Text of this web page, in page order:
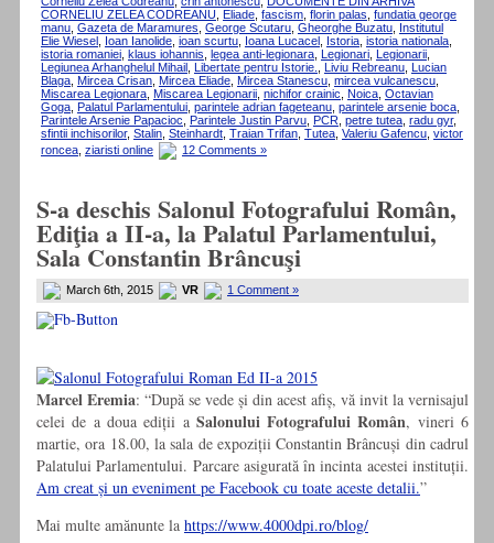
CORNELIU ZELEA CODREANU
Eliade fascism florin palas fundatia george
manu Gazeta de Maramures George Scutaru Gheorghe Buzatu
Institutul
Elie Wiesel
Ioan Ianolide ioan scurtu Ioana Lucacel Istoria istoria nationala
istoria romaniei klaus iohannis legea anti-legionara Legionari Legionarii
Legiunea Arhanghelul Mihail
Libertate pentru Istorie. Liviu Rebreanu
Lucian
Blaga Mircea Crisan Mircea Eliade Mircea Stanescu mircea vulcanescu
Miscarea Legionara Miscarea Legionarii nichifor crainic Noica Octavian
Goga
Palatul Parlamentului parintele adrian fageteanu parintele arsenie boca
Parintele Arsenie Papacioc
Parintele Justin Parvu PCR petre tutea radu gyr,
sfintii inchisorilor, Stalin Steinhardt Traian Trifan Tutea Valeriu Gafencu victor
roncea ziaristi online 12 Comments »
S-a deschis Salonul Fotografului Român,
Ediţia a II-a, la Palatul Parlamentului,
Sala Constantin Brâncuşi
March 6th, 2015 VR 1 Comment »
Marcel Eremia: “După se vede și din acest afiș, vă invit la vernisajul
celei de a doua ediții a Salonului Fotografului Român, vineri 6
martie, ora 18.00, la sala de expoziții Constantin Brâncuși din cadrul
Palatului Parlamentului. Parcare asigurată în incinta acestei instituții.
Am creat și un eveniment pe Facebook cu toate aceste detalii.”
Mai multe amănunte la https://www.4000dpi.ro/blog/